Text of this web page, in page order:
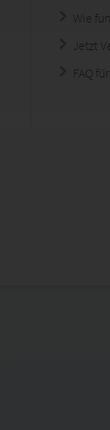
Wie
Jetzt
FAQ